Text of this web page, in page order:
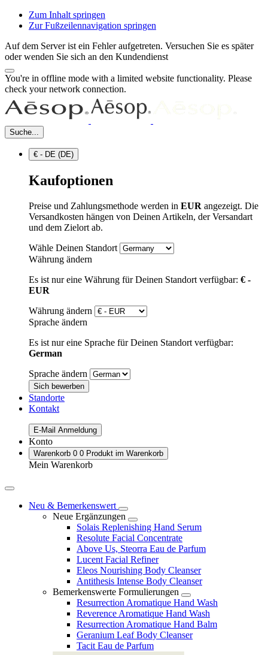
Zum Inhalt springen
Zur Fußzeilennavigation springen
Auf dem Server ist ein Fehler aufgetreten. Versuchen Sie es später
oder wenden Sie sich an den Kundendienst
You're in offline mode with a limited website functionality. Please
check your network connection.
Suche...
€ - DE (DE)
Kaufoptionen
Preise und Zahlungsmethode werden in EUR angezeigt. Die
Versandkosten hängen von Deinen Artikeln, der Versandart
und dem Zielort ab.
Wähle Deinen Standort
Währung ändern
Es ist nur eine Währung für Deinen Standort verfügbar: € -
EUR
Währung ändern
Sprache ändern
Es ist nur eine Sprache für Deinen Standort verfügbar:
German
Sprache ändern
Sich bewerben
Standorte
Kontakt
E-Mail Anmeldung
Konto
Warenkorb 0 0 Produkt im Warenkorb
Mein Warenkorb
Neu & Bemerkenswert
Neue Ergänzungen
Solais Replenishing Hand Serum
Resolute Facial Concentrate
Above Us, Steorra Eau de Parfum
Lucent Facial Refiner
Eleos Nourishing Body Cleanser
Antithesis Intense Body Cleanser
Bemerkenswerte Formulierungen
Resurrection Aromatique Hand Wash
Reverence Aromatique Hand Wash
Resurrection Aromatique Hand Balm
Geranium Leaf Body Cleanser
Tacit Eau de Parfum